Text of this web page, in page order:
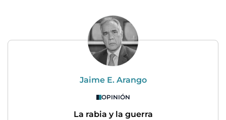
Jaime E. Arango
OPINIÓN
La rabia y la guerra